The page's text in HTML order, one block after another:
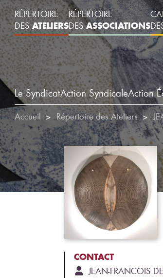
RÉPERTOIRE
DESATELIERS
RÉPERTOIRE
DESASSOCIATIONS
Le SyndicatAction SyndicaleAction
Accueil Répertoire des Ateliers
CONTACT
JEAN-FRANCOIS